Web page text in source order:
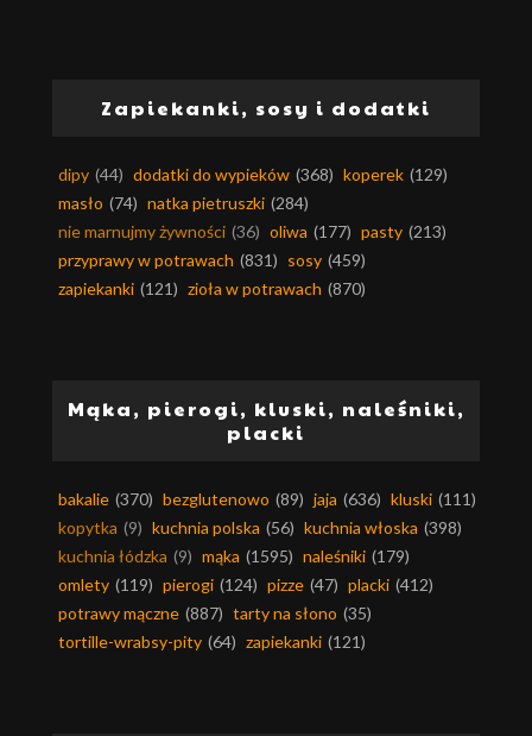
Zapiekanki, sosy i dodatki
dipy (44) dodatki do wypieków (368) koperek (129)
masło (74) natka pietruszki (284)
nie marnujmy żywności (36) oliwa (177) pasty (213)
przyprawy w potrawach (831) sosy (459)
zapiekanki (121) zioła w potrawach (870)
Mąka, pierogi, kluski, naleśniki,
placki
bakalie (370) bezglutenowo (89) jaja (636) kluski (111)
kopytka (9) kuchnia polska (56) kuchnia włoska (398)
kuchnia łódzka (9) mąka (1595) naleśniki (179)
omlety (119) pierogi (124) pizze (47) placki (412)
potrawy mączne (887) tarty na słono (35)
tortille-wrabsy-pity (64) zapiekanki (121)